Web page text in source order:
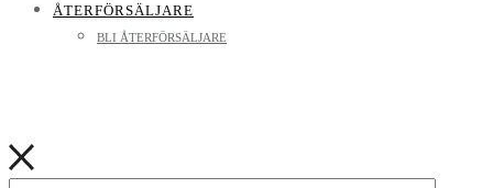
ÅTERFÖRSÄLJARE
BLI ÅTERFÖRSÄLJARE